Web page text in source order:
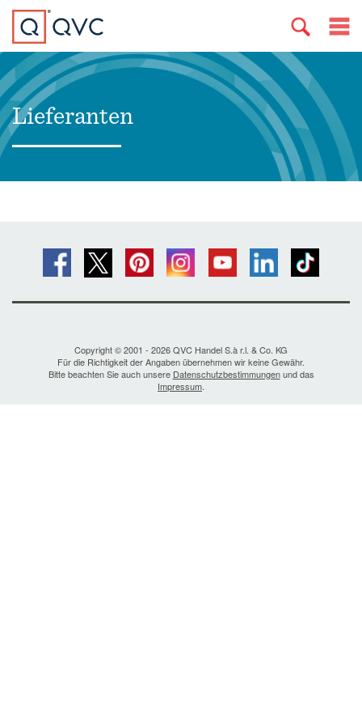
Lieferanten
Copyright © 2001 - 2026 QVC Handel S.à r.l. & Co. KG
Für die Richtigkeit der Angaben übernehmen wir keine Gewähr.
Bitte beachten Sie auch unsere Datenschutzbestimmungenund das
Impressum.